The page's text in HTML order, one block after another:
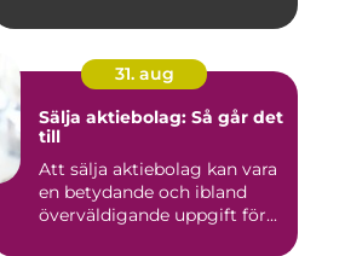
31. aug
Sälja aktiebolag: Så går det
till
Att sälja aktiebolag kan vara
en betydande och ibland
överväldigande uppgift för...